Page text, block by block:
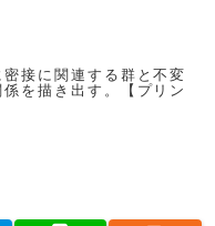
接に関連する群と不変
を描き出す。【プリン